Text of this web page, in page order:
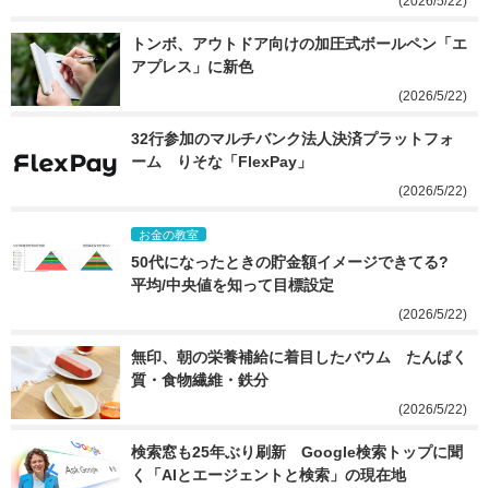
トンボ、アウトドア向けの加圧式ボールペン「エ
アプレス」に新色
(2026/5/22)
32行参加のマルチバンク法人決済プラットフォ
ーム　りそな「FlexPay」
(2026/5/22)
お金の教室
50代になったときの貯金額イメージできてる?
平均/中央値を知って目標設定
(2026/5/22)
無印、朝の栄養補給に着目したバウム　たんぱく
質・食物繊維・鉄分
(2026/5/22)
検索窓も25年ぶり刷新　Google検索トップに聞
く「AIとエージェントと検索」の現在地